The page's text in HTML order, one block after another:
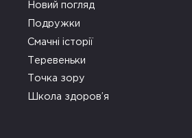
Новий погляд
Подружки
Смачні історії
Теревеньки
Точка зору
Школа здоров’я